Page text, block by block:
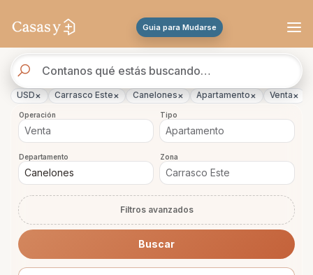
Guia para Mudarse
de
propiedades
USD× Carrasco Este× Canelones× Apartamento× Venta×
Operación Tipo
Departamento Zona
Filtros avanzados
Buscar